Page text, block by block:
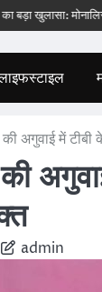
मोनालिसा 16
अगुवाई में टीबी
admin